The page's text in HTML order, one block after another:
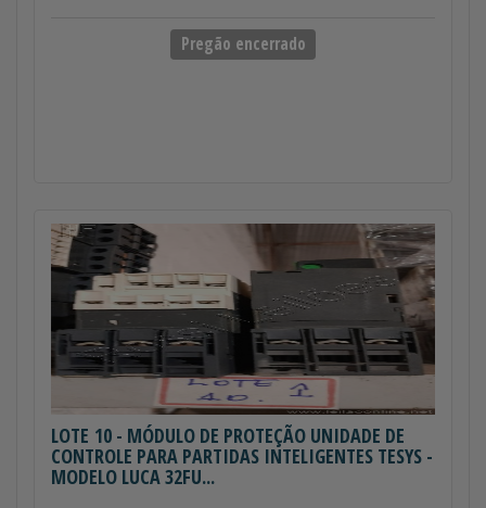
Pregão encerrado
LOTE 10 - MÓDULO DE PROTEÇÃO UNIDADE DE
CONTROLE PARA PARTIDAS INTELIGENTES TESYS -
MODELO LUCA 32FU...